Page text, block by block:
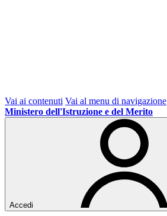
Vai ai contenuti Vai al menu di navigazione
Ministero dell'Istruzione e del Merito
Accedi